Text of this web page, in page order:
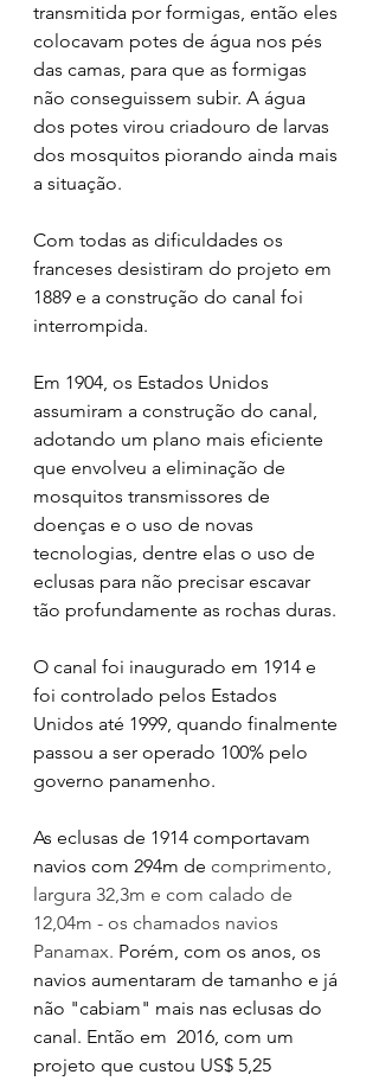
transmitida por formigas, então eles
colocavam potes de água nos pés
das camas, para que as formigas
não conseguissem subir. A água
dos potes virou criadouro de larvas
dos mosquitos piorando ainda mais
a situação.
Com todas as dificuldades os
franceses desistiram do projeto em
1889 e a construção do canal foi
interrompida.
Em 1904, os Estados Unidos
assumiram a construção do canal,
adotando um plano mais eficiente
que envolveu a eliminação de
mosquitos transmissores de
doenças e o uso de novas
tecnologias, dentre elas o uso de
eclusas para não precisar escavar
tão profundamente as rochas duras.
O canal foi inaugurado em 1914 e
foi controlado pelos Estados
Unidos até 1999, quando finalmente
passou a ser operado 100% pelo
governo panamenho.
As eclusas de 1914 comportavam
navios com 294m de comprimento,
largura 32,3m e com calado de
12,04m - os chamados navios
Panamax. Porém, com os anos, os
navios aumentaram de tamanho e já
não "cabiam" mais nas eclusas do
canal. Então em  2016, com um
projeto que custou US$ 5,25